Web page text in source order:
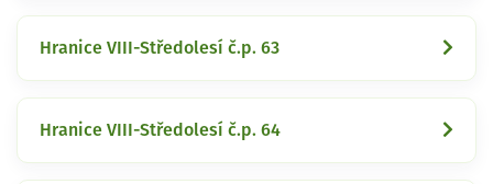
Hranice VIII-Středolesí č.p. 63
Hranice VIII-Středolesí č.p. 64